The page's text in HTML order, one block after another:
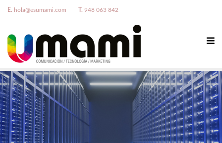
E. hola@esumami.com T. 948 063 842